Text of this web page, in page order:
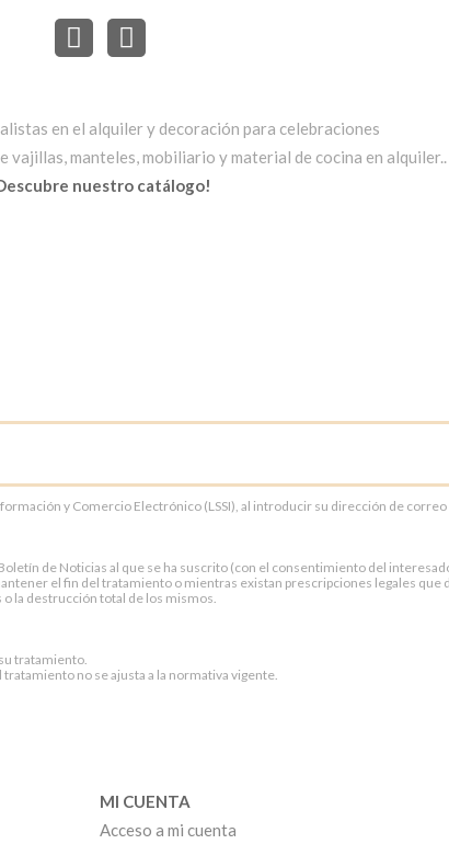
en el alquiler y decoración para celebraciones
vajillas, manteles, mobiliario y material de cocina en alquiler..
nuestro catálogo!
y Comercio Electrónico (LSSI), al introducir su dirección de
de Noticias al que se ha suscrito (con el consentimiento del
el fin del tratamiento o mientras existan prescripciones legales que
la destrucción total de los mismos.
tratamiento.
no se ajusta a la normativa vigente.
MI CUENTA
Acceso a mi cuenta